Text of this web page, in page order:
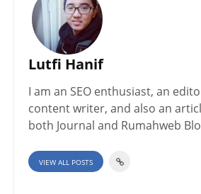
Lutfi Hanif
I am an SEO enthusiast, an
content writer, and also an
both Journal and Rumahweb
VIEW ALL POSTS